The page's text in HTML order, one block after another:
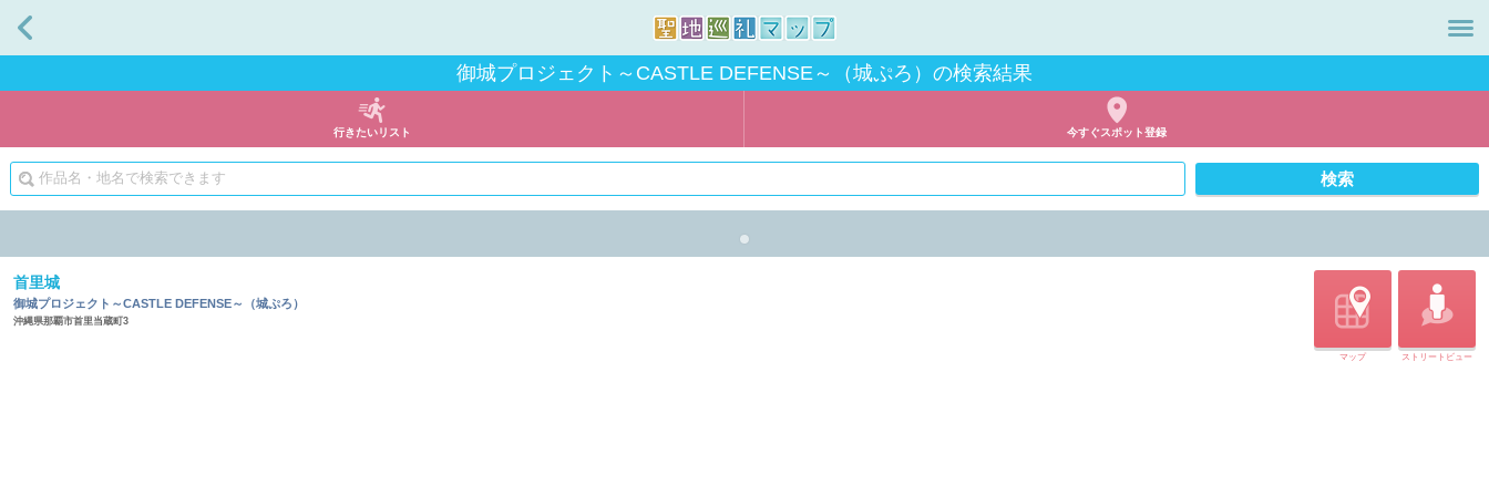
御城プロジェクト～CASTLE DEFENSE～（城ぷろ）の検索結果
行きたいリスト 今すぐスポット登録
マップ ストリートビュー
首里城
御城プロジェクト～CASTLE DEFENSE～（城ぷろ）
沖縄県那覇市首里当蔵町3